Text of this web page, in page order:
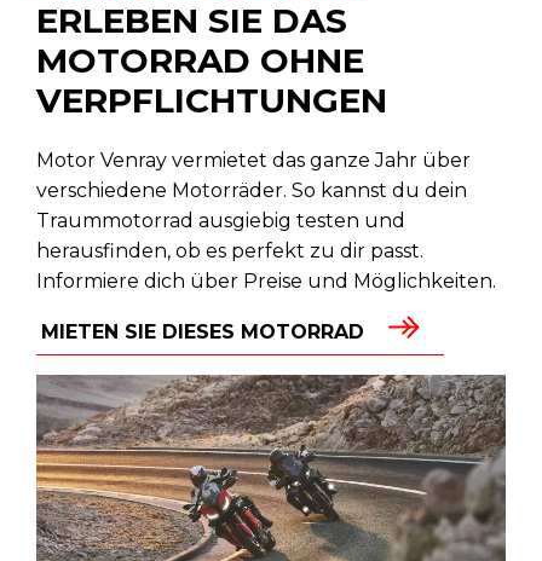
ERLEBEN SIE DAS
MOTORRAD OHNE
VERPFLICHTUNGEN
Motor Venray vermietet das ganze Jahr über
verschiedene Motorräder. So kannst du dein
Traummotorrad ausgiebig testen und
herausfinden, ob es perfekt zu dir passt.
Informiere dich über Preise und Möglichkeiten.
MIETEN SIE DIESES MOTORRAD